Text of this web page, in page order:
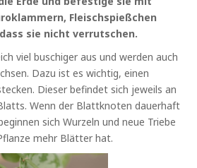
Fleischspießchen
sie nicht verrutschen.
viel buschiger aus und werden auch
Dazu ist es wichtig, einen
Dieser befindet sich jeweils an
Wenn der Blattknoten dauerhaft
sich Wurzeln und neue Triebe
mehr Blätter hat.